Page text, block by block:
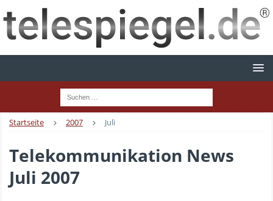
Startseite 2007 Juli
Telekommunikation News
Juli 2007